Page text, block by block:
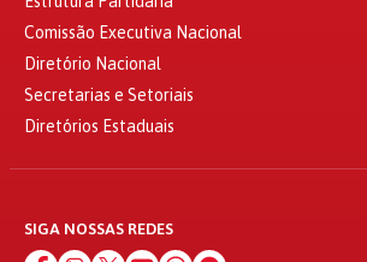
Comissão Executiva Nacional
Diretório Nacional
Secretarias e Setoriais
Diretórios Estaduais
SIGA NOSSAS REDES